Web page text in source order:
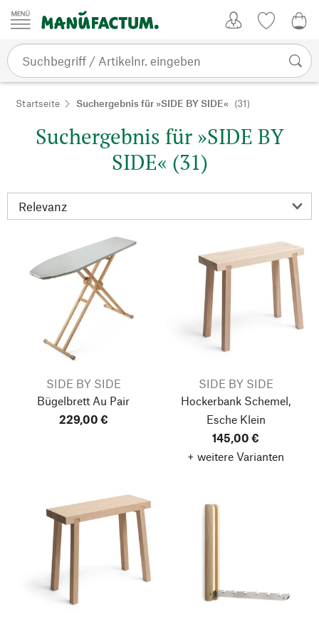
Zum Inhalt springen
Startseite Suchergebnis für »SIDE BY SIDE« (31)
Suchergebnis für »SIDE BY
SIDE« (31)
SIDE BY SIDE
Bügelbrett Au Pair
229,00 €
SIDE BY SIDE
Hockerbank Schemel,
EscheKlein
145,00 €
+ weitere Varianten